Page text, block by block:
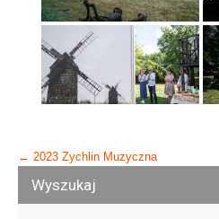
Post
navigation
← 2023 Zychlin Muzyczna
Wyszukaj